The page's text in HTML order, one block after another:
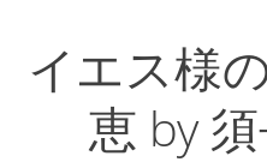
イエス様
恵 by